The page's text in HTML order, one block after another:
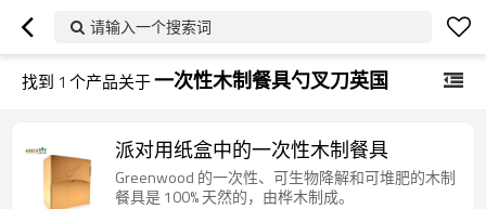
请输入一个搜索词
找到 1 个产品关于一次性木制餐具勺叉刀英国
派对用纸盒中的一次性木制餐具
Greenwood 的一次性、可生物降解和可堆肥的木制
餐具是 100% 天然的，由桦木制成。